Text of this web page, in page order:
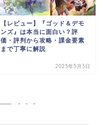
【レビュー】『ゴッド＆デモ
ンズ』は本当に面白い？評
価・評判から攻略・課金要素
まで丁寧に解説
2025年5月3日